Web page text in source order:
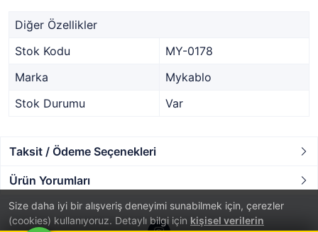
Size daha iyi bir alışveriş deneyimi sunabilmek için, çerezler
(cookies) kullanıyoruz. Detaylı bilgi için kişisel verilerin
Diğer Özellikler
Stok Kodu
MY-0178
Marka
Mykablo
Stok Durumu
Var
Taksit / Ödeme Seçenekleri
Ürün Yorumları